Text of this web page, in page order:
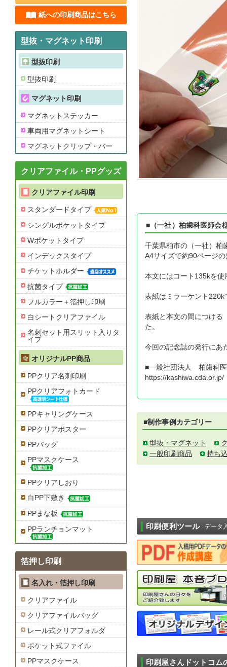
■（一社）柏歯科医師会
千葉県柏市の（一社）柏
A4サイズで約90ページ
本文にはコート135kを
表紙はミラーケント
表紙と本文の間につける
た。
今回の記念誌の発行にあ
■一般社団法人 柏歯科
https://kashiwa.cda.or.jp/
■制作事例カテゴリー
型抜・マグネット
一般印刷商品
持ち
印刷便利ツール データ
印刷屋さんドットコム
紙への印刷商品はこちら
型抜・マグネット印刷
型抜印刷
型抜印刷
マグネット印刷
マグネットステッカー
車両用マグネットシート
マグネットクリップ・バー
クリアファイル・PPグッズ
クリアファイル印刷
スタンダードタイプ
シングルポケットタイプ
Wポケットタイプ
インデックスタイプ
チケットホルダー
抗菌タイプ
フルカラー＋箔押し印刷
白シートクリアファイル
名刺セット用スリット入りタ
イプ
オリジナルPP商品
PPクリア名刺印刷
PPクリアフォトカード
PPキャリングケース
PPクリアポスター
PPバッグ
PPマスクケース
PPクリアしおり
白PP下敷き
PPまな板
PPランチョンマット
箔押し印刷
名入れ・箔押し印刷
クリアファイル
クリアファイルバッグ
レール式クリアフォルダ
ポケット式ファイル
PPマスクケース